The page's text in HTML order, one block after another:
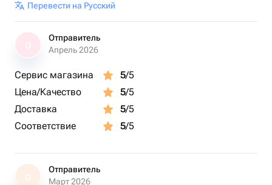
Перевести на Русский
Отправитель
Апрель 2026
Сервис магазина 5/5
Цена/Качество
5/5
Доставка
5/5
Соответствие
5/5
О
Отправитель
Март 2026